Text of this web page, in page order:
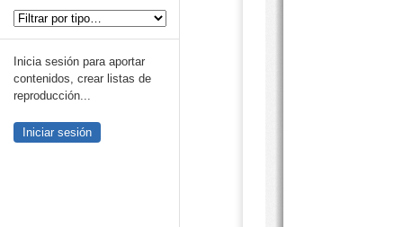
Inicia sesión para aportar
contenidos, crear listas de
reproducción...
Iniciar sesión